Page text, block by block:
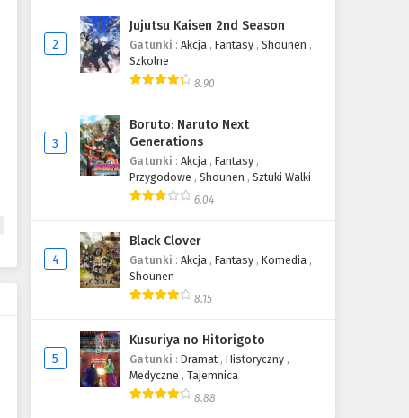
2
Jujutsu Kaisen 2nd Season
Gatunki : Akcja , Fantasy , Shounen ,
Szkolne
8.90
3
Boruto: Naruto Next
Generations
Gatunki : Akcja , Fantasy ,
Przygodowe , Shounen , Sztuki Walki
6.04
4
Black Clover
Gatunki : Akcja , Fantasy , Komedia ,
Shounen
8.15
5
Kusuriya no Hitorigoto
Gatunki : Dramat , Historyczny ,
Medyczne , Tajemnica
8.88